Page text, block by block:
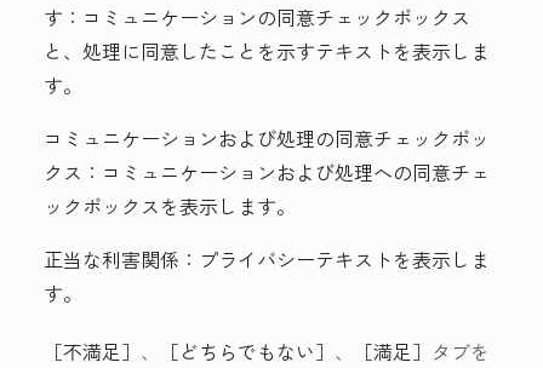
す： コミュニケーションの同意チェックボックス
と、処理に同意したことを示すテキストを表示しま
す。
コミュニケーションおよび処理の同意チェックボッ
クス： コミュニケーションおよび処理への同意チェ
ックボックスを表示します。
正当な利害関係： プライバシーテキストを表示しま
す。
［不満足］ 、 ［どちらでもない］ 、 ［満足］ タブを